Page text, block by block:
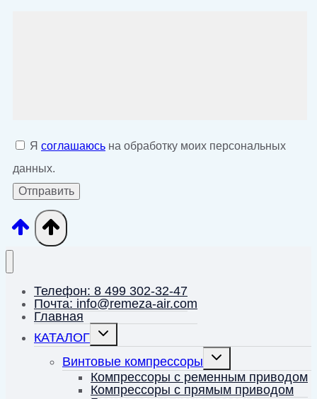
Я соглашаюсь на обработку моих персональных
данных.
Телефон: 8 499 302-32-47
Почта: info@remeza-air.com
Главная
КАТАЛОГ
Переключить
Винтовые компрессоры
Переключить
меню
Компрессоры с ременным приводом
Компрессоры с прямым приводом